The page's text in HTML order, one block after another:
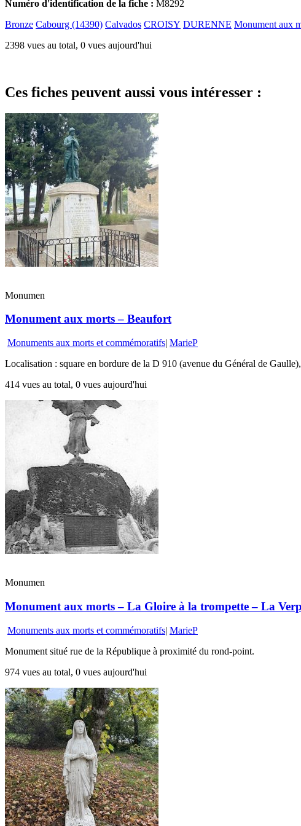
Numéro d'identification de la fiche : M8292
Bronze Cabourg (14390) Calvados CROISY DURENNE Monument aux
2398 vues au total, 0 vues aujourd'hui
Ces fiches peuvent aussi vous intéresser :
Monumen
Monument aux morts – Beaufort
Monuments aux morts et commémoratifs| MarieP
Localisation : square en bordure de la D 910 (avenue du Général de
414 vues au total, 0 vues aujourd'hui
Monumen
Monument aux morts – La Gloire à la trompette – La
Monuments aux morts et commémoratifs| MarieP
Monument situé rue de la République à proximité du rond-point.
974 vues au total, 0 vues aujourd'hui